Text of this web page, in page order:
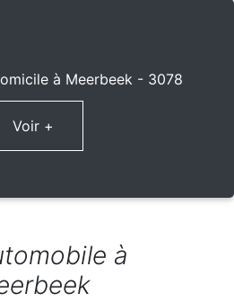
à Meerbeek - 3078
Voir +
à